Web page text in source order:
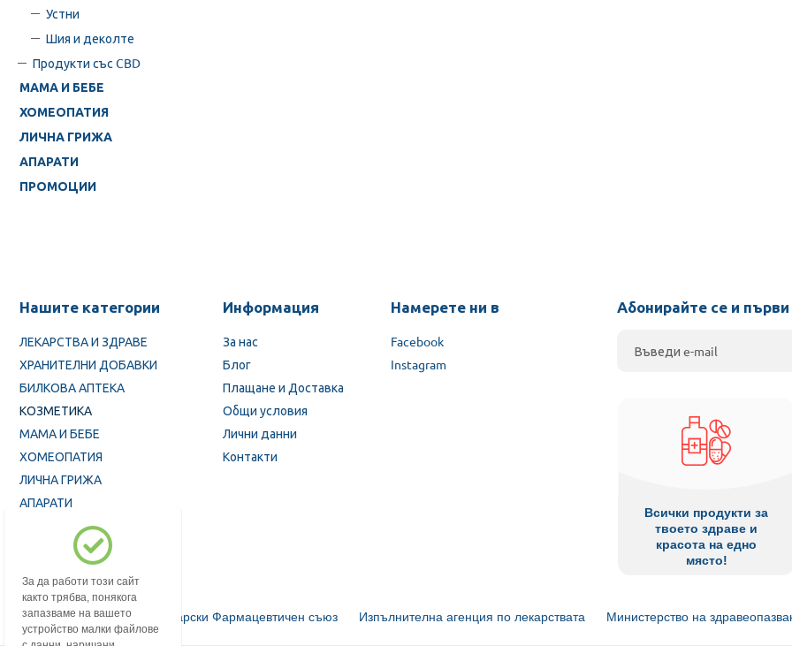
Устни
Шия и деколте
Продукти със CBD
МАМА И БЕБЕ
ХОМЕОПАТИЯ
ЛИЧНА ГРИЖА
АПАРАТИ
ПРОМОЦИИ
Нашите категории
ЛЕКАРСТВА И ЗДРАВЕ
ХРАНИТЕЛНИ ДОБАВКИ
БИЛКОВА АПТЕКА
КОЗМЕТИКА
МАМА И БЕБЕ
ХОМЕОПАТИЯ
ЛИЧНА ГРИЖА
АПАРАТИ
ПРОМОЦИИ
Информация
За нас
Блог
Плащане и Доставка
Общи условия
Лични данни
Контакти
Намерете ни в
Facebook
Instagram
Абонирайте се и
Всички продукти за
твоето здраве и
красота на едно
място!
Български Фармацевтичен съюз Изпълнителна агенция по лекарствата Министерство на
За да работи този сайт
както трябва, понякога
запазваме на вашето
устройство малки файлове